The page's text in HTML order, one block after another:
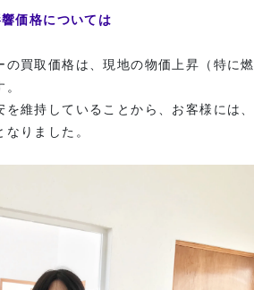
価格については
の買取価格は、現地の物価上昇（特に
を維持していることから、お客様には
りました。